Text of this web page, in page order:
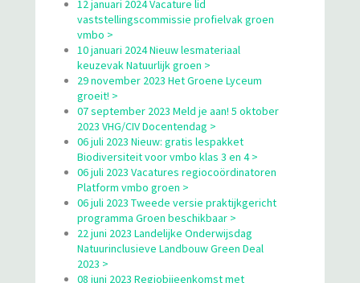
12 januari 2024 Vacature lid
vaststellingscommissie profielvak groen
vmbo >
10 januari 2024 Nieuw lesmateriaal
keuzevak Natuurlijk groen >
29 november 2023 Het Groene Lyceum
groeit! >
07 september 2023 Meld je aan! 5 oktober
2023 VHG/CIV Docentendag >
06 juli 2023 Nieuw: gratis lespakket
Biodiversiteit voor vmbo klas 3 en 4 >
06 juli 2023 Vacatures regiocoördinatoren
Platform vmbo groen >
06 juli 2023 Tweede versie praktijkgericht
programma Groen beschikbaar >
22 juni 2023 Landelijke Onderwijsdag
Natuurinclusieve Landbouw Green Deal
2023 >
08 juni 2023 Regiobijeenkomst met